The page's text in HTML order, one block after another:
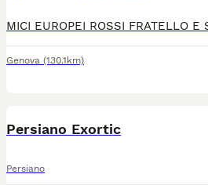
Genova (130.1km)
Persiano Exortic
Persiano